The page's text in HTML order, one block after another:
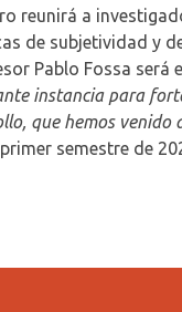
reunirá a
de subjetividad y
Pablo Fossa será
instancia para
que hemos
semestre de